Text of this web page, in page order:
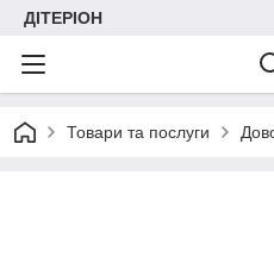
ДІТЕРІОН
Товари та послуги